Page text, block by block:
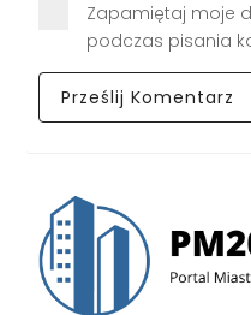
Zapamiętaj moje
podczas pisania